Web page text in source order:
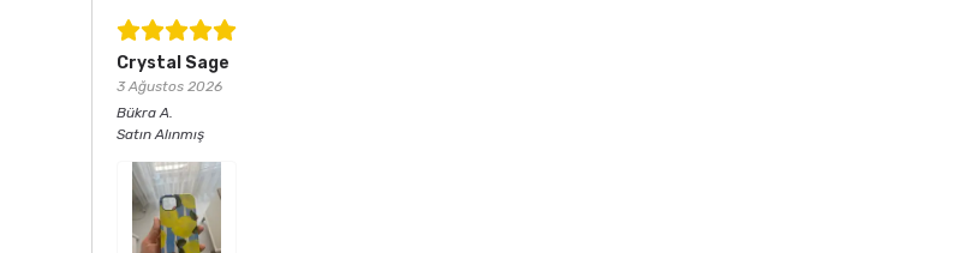
Crystal Sage
3 Ağustos 2026
Bükra A.
Satın Alınmış